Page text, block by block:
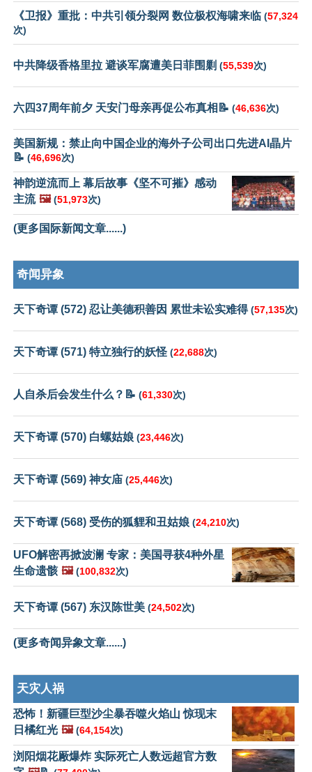
《卫报》重批：中共引领分裂网 数位极权海啸来临 (57,324
次)
中共降级香格里拉 避谈军腐遭美日菲围剿 (55,539次)
六四37周年前夕 天安门母亲再促公布真相📝 (46,636次)
美国新规：禁止向中国企业的海外子公司出口先进AI晶片
📝 (46,696次)
神韵逆流而上 幕后故事《坚不可摧》感动
主流 🖼️ (51,973次)
(更多国际新闻文章......)
奇闻异象
天下奇谭 (572) 忍让美德积善因 累世未讼实难得(57,135次)
天下奇谭 (571) 特立独行的妖怪 (22,688次)
人自杀后会发生什么？📝 (61,330次)
天下奇谭 (570) 白螺姑娘 (23,446次)
天下奇谭 (569) 神女庙 (25,446次)
天下奇谭 (568) 受伤的狐貍和丑姑娘 (24,210次)
UFO解密再掀波澜 专家：美国寻获4种外星
生命遗骸 🖼️ (100,832次)
天下奇谭 (567) 东汉陈世美 (24,502次)
(更多奇闻异象文章......)
天灾人祸
恐怖！新疆巨型沙尘暴吞噬火焰山 惊现末
日橘红光 🖼️ (64,154次)
浏阳烟花厰爆炸 实际死亡人数远超官方数